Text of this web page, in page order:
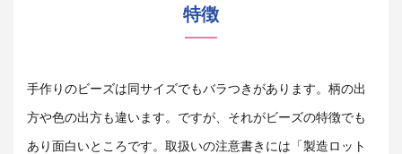
特徴
手作りのビーズは同サイズでもバラつきがあります。柄の出
方や色の出方も違います。ですが、それがビーズの特徴でも
あり面白いところです。取扱いの注意書きには「製造ロット